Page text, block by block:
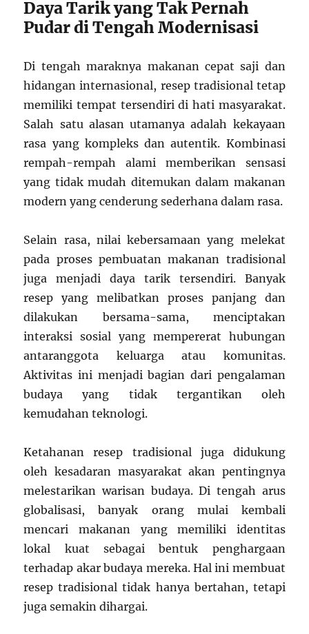
Daya Tarik yang Tak Pernah
Pudar di Tengah Modernisasi
Di tengah maraknya makanan cepat saji dan
hidangan internasional, resep tradisional tetap
memiliki tempat tersendiri di hati masyarakat.
Salah satu alasan utamanya adalah kekayaan
rasa yang kompleks dan autentik. Kombinasi
rempah-rempah alami memberikan sensasi
yang tidak mudah ditemukan dalam makanan
modern yang cenderung sederhana dalam rasa.
Selain rasa, nilai kebersamaan yang melekat
pada proses pembuatan makanan tradisional
juga menjadi daya tarik tersendiri. Banyak
resep yang melibatkan proses panjang dan
dilakukan bersama-sama, menciptakan
interaksi sosial yang mempererat hubungan
antaranggota keluarga atau komunitas.
Aktivitas ini menjadi bagian dari pengalaman
budaya yang tidak tergantikan oleh
kemudahan teknologi.
Ketahanan resep tradisional juga didukung
oleh kesadaran masyarakat akan pentingnya
melestarikan warisan budaya. Di tengah arus
globalisasi, banyak orang mulai kembali
mencari makanan yang memiliki identitas
lokal kuat sebagai bentuk penghargaan
terhadap akar budaya mereka. Hal ini membuat
resep tradisional tidak hanya bertahan, tetapi
juga semakin dihargai.